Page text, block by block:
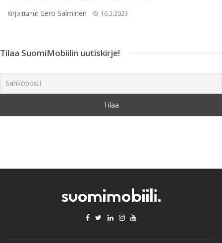
Kirjoittanut Eero Salminen 16.2.2023
Tilaa SuomiMobiilin uutiskirje!